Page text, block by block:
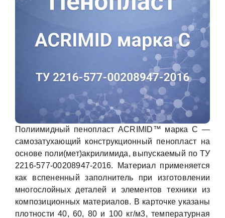
Полиимидный пенопласт ACRIMID™ марка С —
самозатухающий конструкционный пенопласт на
основе поли(мет)акрилимида, выпускаемый по ТУ
2216-577-00208947-2016. Материал применяется
как вспененный заполнитель при изготовлении
многослойных деталей и элементов техники из
композиционных материалов. В карточке указаны
плотности 40, 60, 80 и 100 кг/м3, температурная